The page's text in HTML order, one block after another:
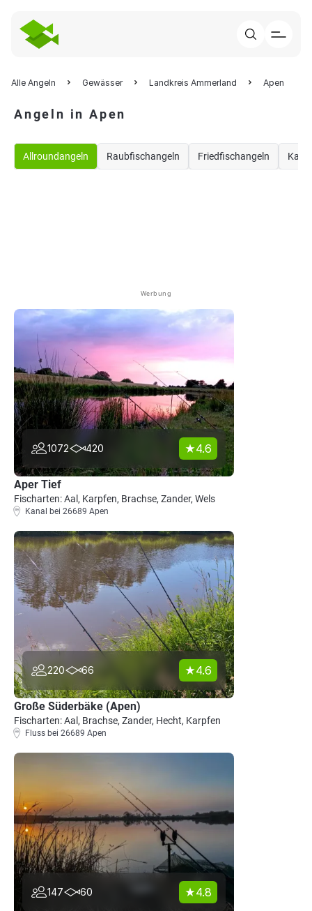
Alle Angeln Gewässer Landkreis Ammerland Apen
Angeln in Apen
Allroundangeln Raubfischangeln Friedfischangeln
Werbung
1072 420 4.6
Aper Tief
Fischarten: Aal, Karpfen, Brachse, Zander, Wels
Kanal bei 26689 Apen
220 66 4.6
Große Süderbäke (Apen)
Fischarten: Aal, Brachse, Zander, Hecht, Karpfen
Fluss bei 26689 Apen
147 60 4.8